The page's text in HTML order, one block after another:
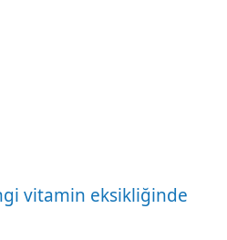
vitamin eksikliğinde